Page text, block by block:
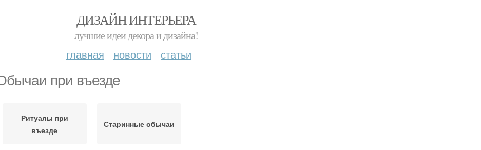
ДИЗАЙН ИНТЕРЬЕРА
лучшие идеи декора и дизайна!
главная новости статьи
при въезде
Ритуалы при
въезде
Старинные обычаи